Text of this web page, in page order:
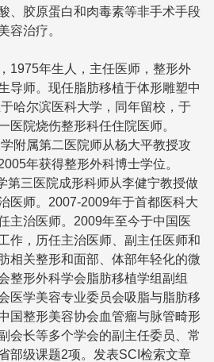
、胶原蛋白和肉毒素等非手术手段
容治疗。
1975年生人，主任医师，整形外
导师。现任脂肪移植于体形雕塑中
哈尔滨医科大学，同年留校，于
医院烧伤整形科任住院医师。
附属第二医院师从杨大平教授攻
年获得整形外科博士学位。
第三医院成形科师从李健宁教授做
医师。2007-2009年于首都医科大
主治医师。2009年至今于中国医
作，历任主治医师、副主任医师和
相关整形和面部、体部年轻化的微
整形外科学会脂肪移植学组副组
医学美容专业委员会吸脂与脂肪移
国整形美容协会血管瘤与脉管畸形
会长等多个学会的副主任委员、常
部级课题2项。发表SCI检索文章